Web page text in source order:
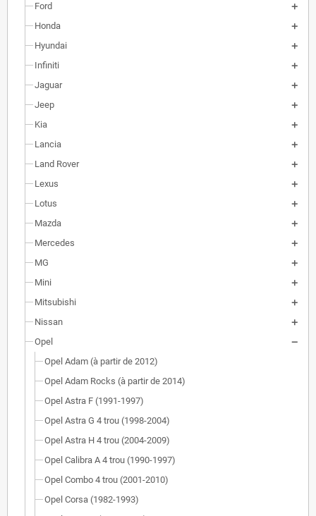
Ford
Honda
Hyundai
Infiniti
Jaguar
Jeep
Kia
Lancia
Land Rover
Lexus
Lotus
Mazda
Mercedes
MG
Mini
Mitsubishi
Nissan
Opel
Opel Adam (à partir de 2012)
Opel Adam Rocks (à partir de 2014)
Opel Astra F (1991-1997)
Opel Astra G 4 trou (1998-2004)
Opel Astra H 4 trou (2004-2009)
Opel Calibra A 4 trou (1990-1997)
Opel Combo 4 trou (2001-2010)
Opel Corsa (1982-1993)